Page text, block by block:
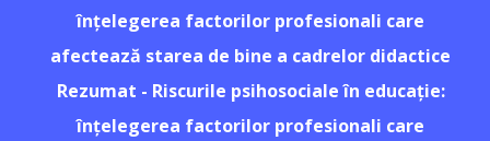
înțelegerea factorilor profesionali care
afectează starea de bine a cadrelor didactice
Rezumat - Riscurile psihosociale în educație:
înțelegerea factorilor profesionali care